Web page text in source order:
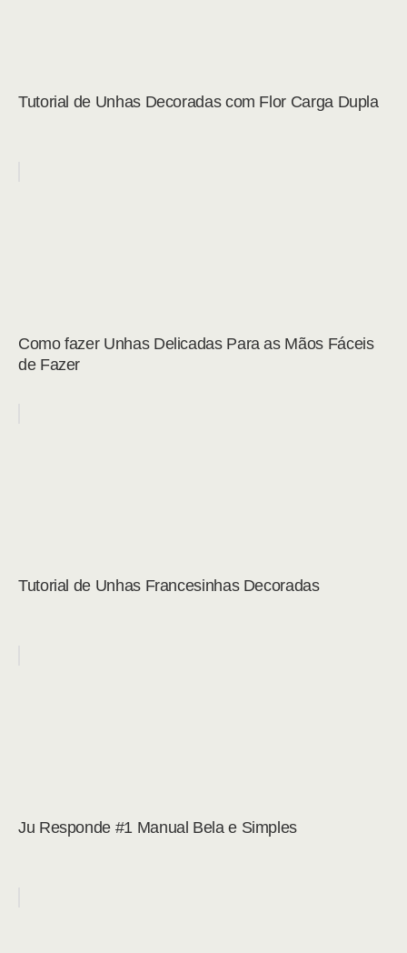
Tutorial de Unhas Decoradas com Flor Carga Dupla
Como fazer Unhas Delicadas Para as Mãos Fáceis
de Fazer
Tutorial de Unhas Francesinhas Decoradas
Ju Responde #1 Manual Bela e Simples